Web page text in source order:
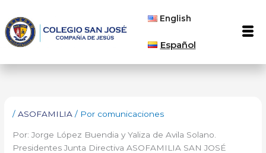
contenido
English
Español
/ASOFAMILIA / Por comunicaciones
Por: Jorge López Buendia y Yaliza de Avila Solano.
Presidentes Junta Directiva ASOFAMILIA SAN JOSÉ